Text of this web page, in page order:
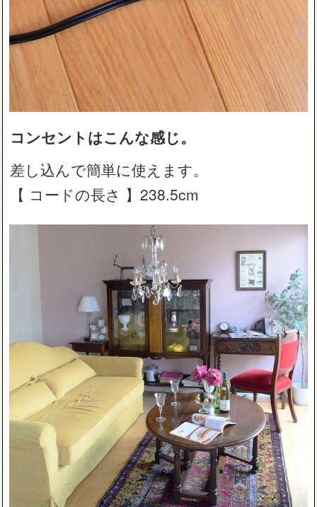
コンセントはこんな感じ。
差し込んで簡単に使えます。
【 コードの長さ 】238.5cm